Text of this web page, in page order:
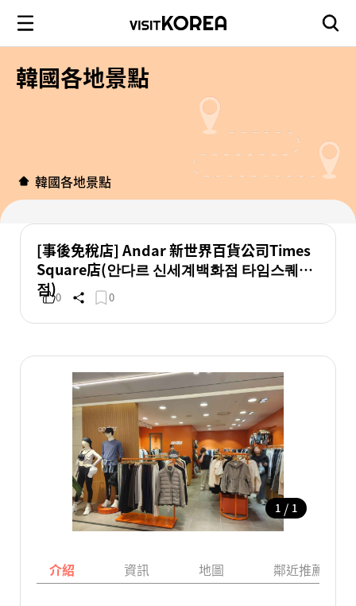
韓國各地景點
韓國各地景點
[事後免稅店] Andar 新世界百貨公司Times
Square店(안다르 신세계백화점 타임스퀘어
점)0 0
1 / 1
介紹 資訊 地圖 鄰近推薦景點